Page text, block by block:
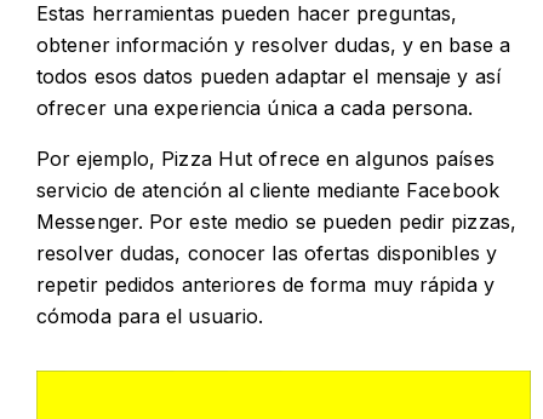
Estas herramientas pueden hacer preguntas,
obtener información y resolver dudas, y en base a
todos esos datos pueden adaptar el mensaje y así
ofrecer una experiencia única a cada persona.
Por ejemplo, Pizza Hut ofrece en algunos países
servicio de atención al cliente mediante Facebook
Messenger. Por este medio se pueden pedir pizzas,
resolver dudas, conocer las ofertas disponibles y
repetir pedidos anteriores de forma muy rápida y
cómoda para el usuario.